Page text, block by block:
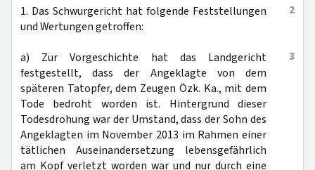
2
1. Das Schwurgericht hat folgende Feststellungen
und Wertungen getroffen:
3
a) Zur Vorgeschichte hat das Landgericht
festgestellt, dass der Angeklagte von dem
späteren Tatopfer, dem Zeugen Özk. Ka., mit dem
Tode bedroht worden ist. Hintergrund dieser
Todesdrohung war der Umstand, dass der Sohn des
Angeklagten im November 2013 im Rahmen einer
tätlichen Auseinandersetzung lebensgefährlich
am Kopf verletzt worden war und nur durch eine